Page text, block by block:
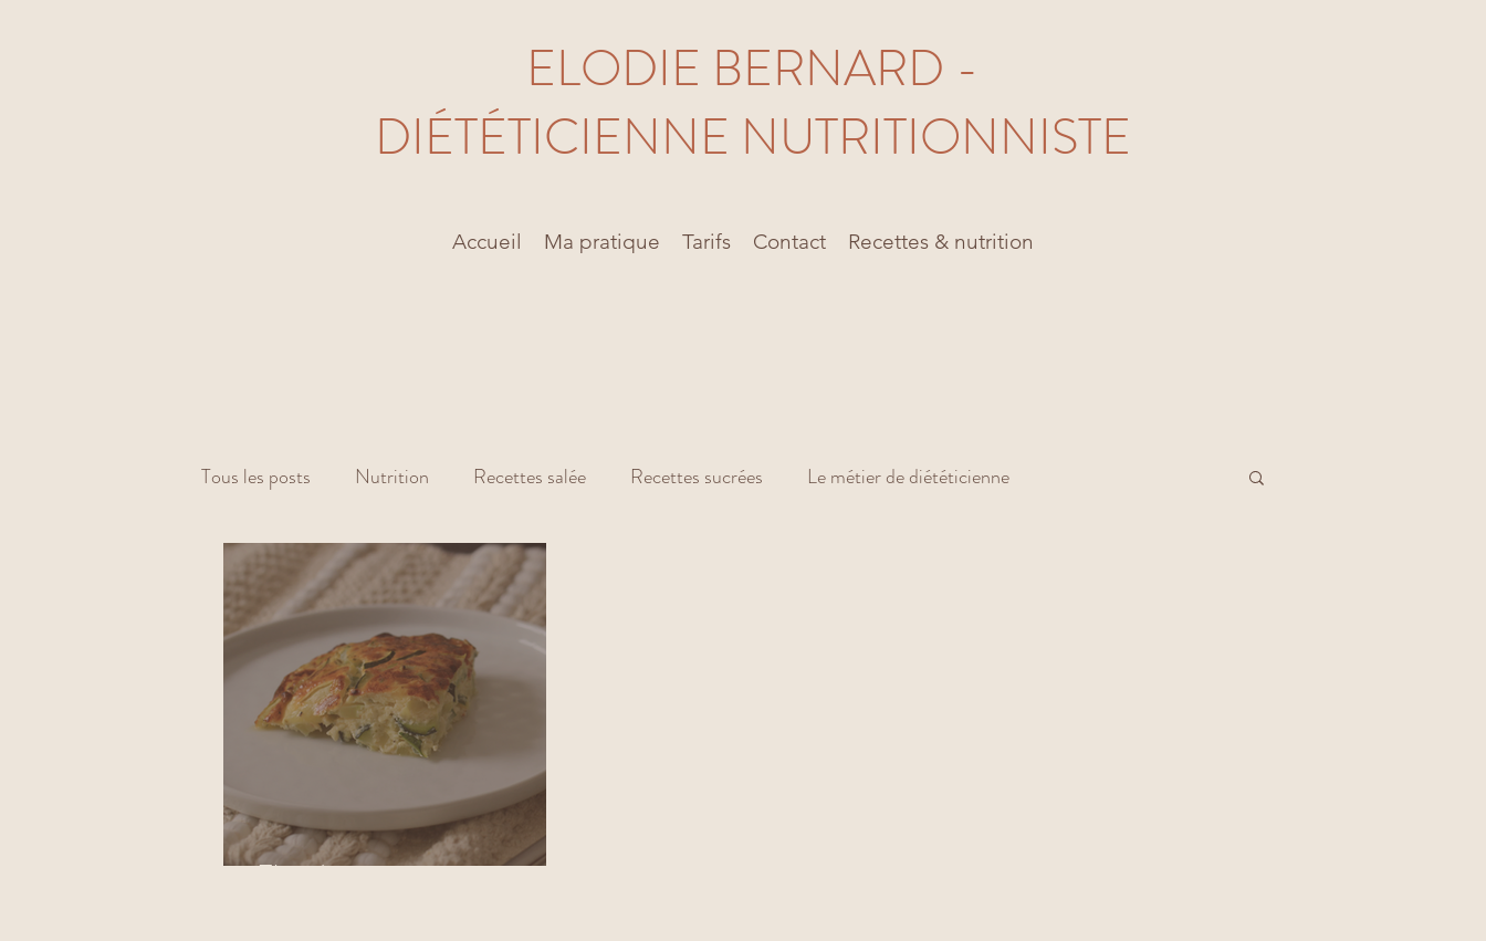
ELODIE BERNARD -
DIÉTÉTICIENNE NUTRITIONNISTE
Accueil Ma pratique Tarifs Contact Recettes & nutrition
Tous les posts Nutrition Recettes salée Recettes sucrées Le métier de diététicienne
Flan de courgette